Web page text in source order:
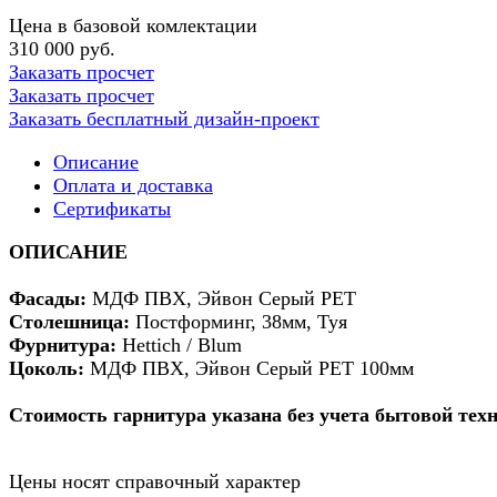
Цена в базовой комлектации
310 000 руб.
Заказать просчет
Заказать просчет
Заказать бесплатный дизайн-проект
Описание
Оплата и доставка
Сертификаты
ОПИСАНИЕ
Фасады: МДФ ПВХ, Эйвон Серый PET
Столешница: Постформинг, 38мм, Туя
Фурнитура: Hettich / Blum
Цоколь: МДФ ПВХ, Эйвон Серый PET 100мм
Стоимость гарнитура указана без учета бытовой
Цены носят справочный характер